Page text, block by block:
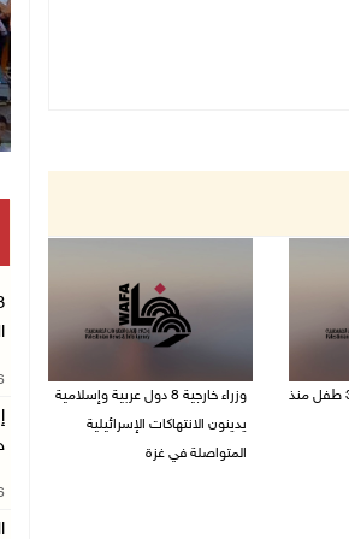
اليونيسف: استشهاد 300 طفل منذ
وزراء خارجية 8 دول عربية وإسلامية
يدينون الانتهاكات الإسرائيلية
المتواصلة في غزة